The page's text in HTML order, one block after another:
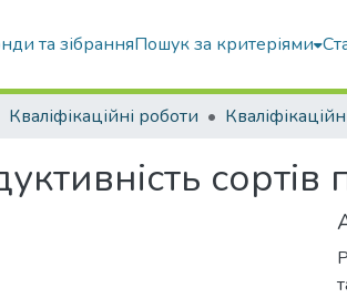
та зібранняПошук за критеріями
Кваліфікаційні роботи